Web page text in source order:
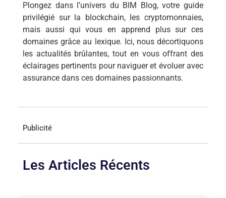
Plongez dans l’univers du BIM Blog, votre guide
privilégié sur la blockchain, les cryptomonnaies,
mais aussi qui vous en apprend plus sur ces
domaines grâce au lexique. Ici, nous décortiquons
les actualités brûlantes, tout en vous offrant des
éclairages pertinents pour naviguer et évoluer avec
assurance dans ces domaines passionnants.
Publicité
Les Articles Récents